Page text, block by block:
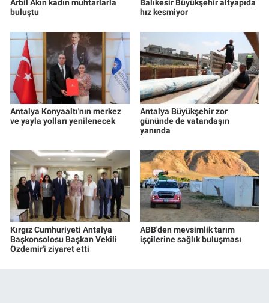
Arbil Akın kadın muhtarlarla
buluştu
Balıkesir Büyükşehir altyapıda
hız kesmiyor
Antalya Konyaaltı'nın merkez
ve yayla yolları yenilenecek
Antalya Büyükşehir zor
gününde de vatandaşın
yanında
Kırgız Cumhuriyeti Antalya
Başkonsolosu Başkan Vekili
Özdemir'i ziyaret etti
ABB'den mevsimlik tarım
işçilerine sağlık buluşması